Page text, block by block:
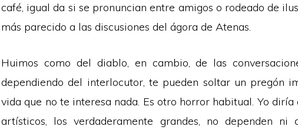
café, igual da si se pronuncian entre amigos o rodeado de
más parecido a las discusiones del ágora de Atenas.
Huimos como del diablo, en cambio, de las
dependiendo del interlocutor, te pueden soltar un pregón
vida que no te interesa nada. Es otro horror habitual. Yo diría
artísticos, los verdaderamente grandes, no dependen